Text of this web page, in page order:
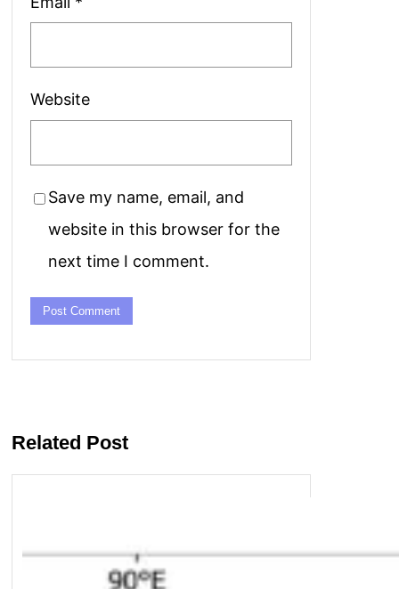
Website
Save my name, email, and
website in this browser for the
next time I comment.
Related Post